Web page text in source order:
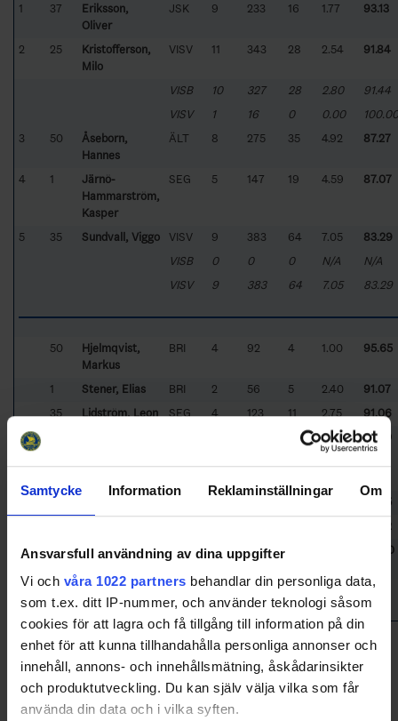
Samtycke Information Reklaminställningar Om
Ansvarsfull användning av dina uppgifter
Vi och våra 1022 partners behandlar din personliga data,
som t.ex. ditt IP-nummer, och använder teknologi såsom
cookies för att lagra och få tillgång till information på din
enhet för att kunna tillhandahålla personliga annonser och
innehåll, annons- och innehållsmätning, åskådarinsikter
och produktutveckling. Du kan själv välja vilka som får
använda din data och i vilka syften.
1
37
Eriksson,
Oliver
JSK 9 233 16 1.77 93.13
2 25
Kristofferson,
Milo
VISV 11 343 28 2.54 91.84
VISB 10 327 28 2.80
91.44
VISV
1 16 0 0.00
100.00
3
50
Åseborn,
Hannes
ÄLT 8 275 35 4.92 87.27
4 1
Järnö-
Hammarström,
Kasper
SEG 5 147 19 4.59 87.07
5 35 Sundvall, Viggo VISV 9 383 64 7.05
83.29
VISB
0 0 0 N/A
N/A
VISV
9 383 64 7.05 83.29
50
Hjelmqvist,
Markus
BRI 4 92 4 1.00 95.65
1 Stener, Elias BRI 2 56 5 2.40
91.07
35
Lidström, Leon SEG 4 123 11 2.75
91.06
3.00
87.50
99
85.45
85.42
1
Söderberg,
JSK 1 20 80.00
1
Mäkinen,
Andreas
ÄLT 1 31 8 19.06 74.19
av and lowerG oal
verage per 60
minutes
Only goalies who particated more than 40% of their teams total
game time will be included in the ranking. Please note that Game
Winning Shots are excluded in Leading Goalies.